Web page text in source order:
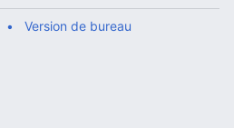
Version de bureau